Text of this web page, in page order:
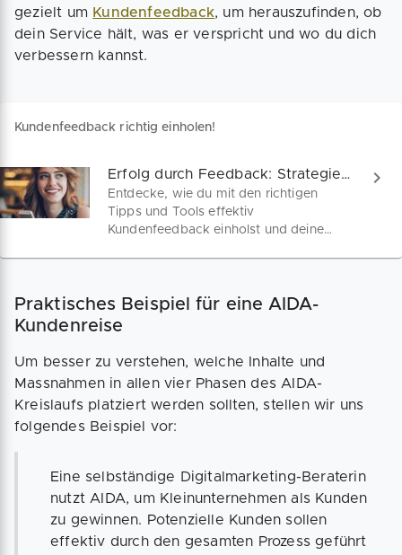
gezielt um Kundenfeedback, um herauszufinden, ob
dein Service hält, was er verspricht und wo du dich
verbessern kannst.
Kundenfeedback richtig einholen!
Erfolg durch Feedback: Strategien & Gratis-Checkliste!
Entdecke, wie du mit den richtigen
Tipps und Tools effektiv
Kundenfeedback einholst und deine
deinen Unternehmenserfolg auf das
nächste Level zu heben.
Praktisches Beispiel für eine AIDA-
Kundenreise
Um besser zu verstehen, welche Inhalte und
Massnahmen in allen vier Phasen des AIDA-
Kreislaufs platziert werden sollten, stellen wir uns
folgendes Beispiel vor:
Eine selbständige Digitalmarketing-Beraterin
nutzt AIDA, um Kleinunternehmen als Kunden
zu gewinnen. Potenzielle Kunden sollen
effektiv durch den gesamten Prozess geführt